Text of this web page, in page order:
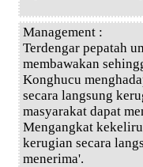
Management :
Terdengar pepatah
membawakan
Konghucu
secara langsung
masyarakat dapat
Mengangkat
kerugian secara
menerima'.